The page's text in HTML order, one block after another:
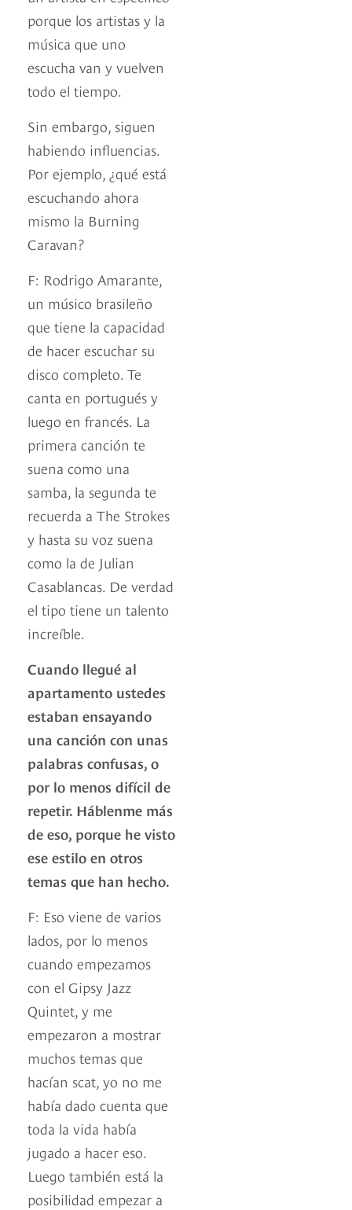
porque los artistas y la
música que uno
escucha van y vuelven
todo el tiempo.
Sin embargo, siguen
habiendo influencias.
Por ejemplo, ¿qué está
escuchando ahora
mismo la Burning
Caravan?
F: Rodrigo Amarante,
un músico brasileño
que tiene la capacidad
de hacer escuchar su
disco completo. Te
canta en portugués y
luego en francés. La
primera canción te
suena como una
samba, la segunda te
recuerda a The Strokes
y hasta su voz suena
como la de Julian
Casablancas. De verdad
el tipo tiene un talento
increíble.
Cuando llegué al
apartamento ustedes
estaban ensayando
una canción con unas
palabras confusas, o
por lo menos difícil de
repetir. Háblenme más
de eso, porque he visto
ese estilo en otros
temas que han hecho.
F: Eso viene de varios
lados, por lo menos
cuando empezamos
con el Gipsy Jazz
Quintet, y me
empezaron a mostrar
muchos temas que
hacían scat, yo no me
había dado cuenta que
toda la vida había
jugado a hacer eso.
Luego también está la
posibilidad empezar a